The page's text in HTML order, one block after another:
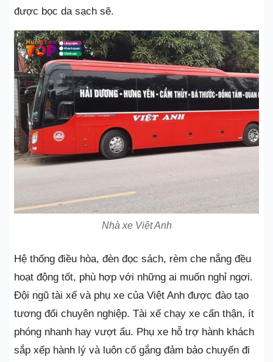
được bọc da sạch sẽ.
Nhà xe Việt Anh
Hệ thống điều hòa, đèn đọc sách, rèm che nắng đều
hoạt động tốt, phù hợp với những ai muốn nghỉ ngơi.
Đội ngũ tài xế và phụ xe của Việt Anh được đào tạo
tương đối chuyên nghiệp. Tài xế chạy xe cẩn thận, ít
phóng nhanh hay vượt ẩu. Phụ xe hỗ trợ hành khách
sắp xếp hành lý và luôn cố gắng đảm bảo chuyến đi